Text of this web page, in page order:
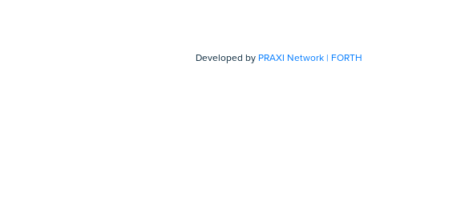
Developed by PRAXI Network | FORTH